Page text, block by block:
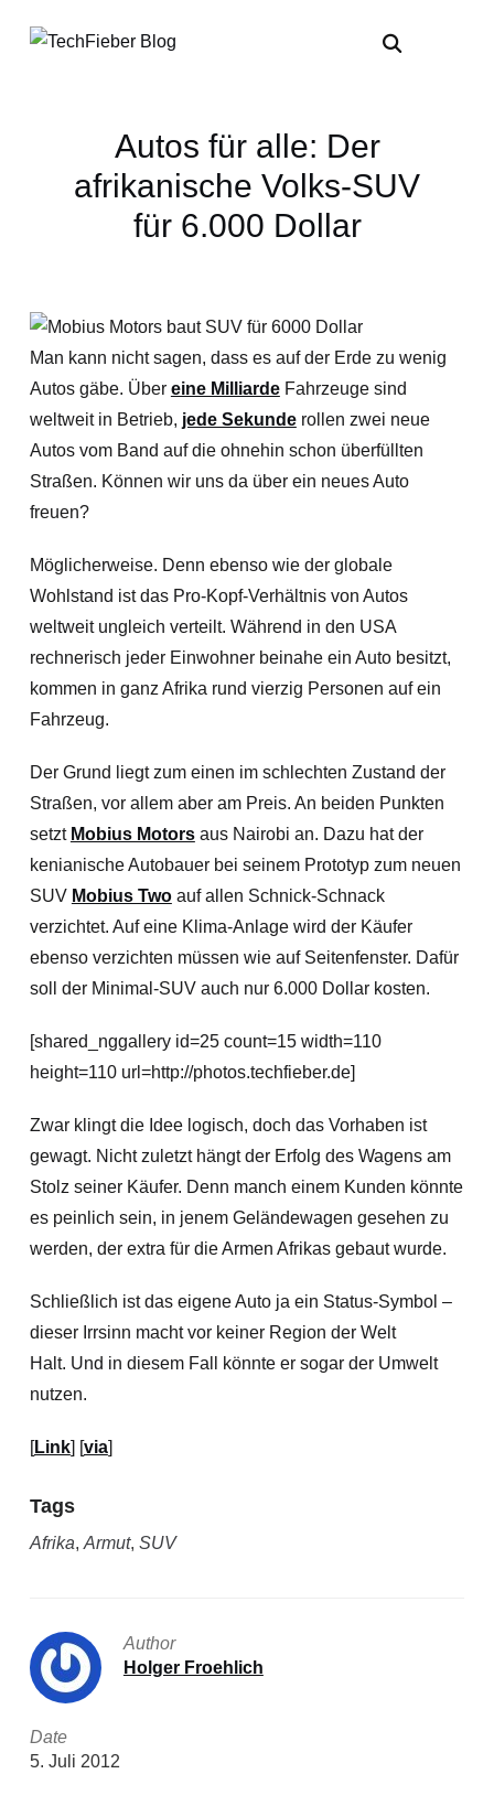
Autos für alle: Der
afrikanische Volks-SUV
für 6.000 Dollar
Man kann nicht sagen, dass es auf der Erde zu wenig
Autos gäbe. Über eine MilliardeFahrzeuge sind
weltweit in Betrieb, jede Sekunderollen zwei neue
Autos vom Band auf die ohnehin schon überfüllten
Straßen. Können wir uns da über ein neues Auto
freuen?
Möglicherweise. Denn ebenso wie der globale
Wohlstand ist das Pro-Kopf-Verhältnis von Autos
weltweit ungleich verteilt. Während in den USA
rechnerisch jeder Einwohner beinahe ein Auto besitzt,
kommen in ganz Afrika rund vierzig Personen auf ein
Fahrzeug.
Der Grund liegt zum einen im schlechten Zustand der
Straßen, vor allem aber am Preis. An beiden Punkten
setzt Mobius Motorsaus Nairobi an. Dazu hat der
kenianische Autobauer bei seinem Prototyp zum neuen
SUV Mobius Twoauf allen Schnick-Schnack
verzichtet. Auf eine Klima-Anlage wird der Käufer
ebenso verzichten müssen wie auf Seitenfenster. Dafür
soll der Minimal-SUV auch nur 6.000 Dollar kosten.
[shared_nggallery id=25 count=15 width=110
height=110 url=http://photos.techfieber.de]
Zwar klingt die Idee logisch, doch das Vorhaben ist
gewagt. Nicht zuletzt hängt der Erfolg des Wagens am
Stolz seiner Käufer. Denn manch einem Kunden könnte
es peinlich sein, in jenem Geländewagen gesehen zu
werden, der extra für die Armen Afrikas gebaut wurde.
Schließlich ist das eigene Auto ja ein Status-Symbol –
dieser Irrsinn macht vor keiner Region der Welt
Halt. Und in diesem Fall könnte er sogar der Umwelt
nutzen.
[Link] [via]
Tags
Afrika, Armut, SUV
Author
Holger Froehlich
Date
5. Juli 2012